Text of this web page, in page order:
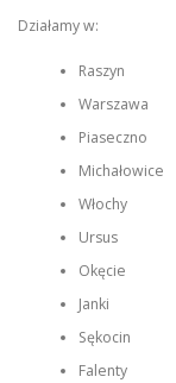
Działamy w:
Raszyn
Warszawa
Piaseczno
Michałowice
Włochy
Ursus
Okęcie
Janki
Sękocin
Falenty